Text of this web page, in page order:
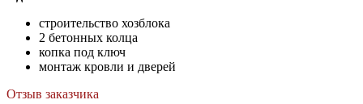
строительство хозблока
2 бетонных колца
копка под ключ
монтаж кровли и дверей
Отзыв заказчика